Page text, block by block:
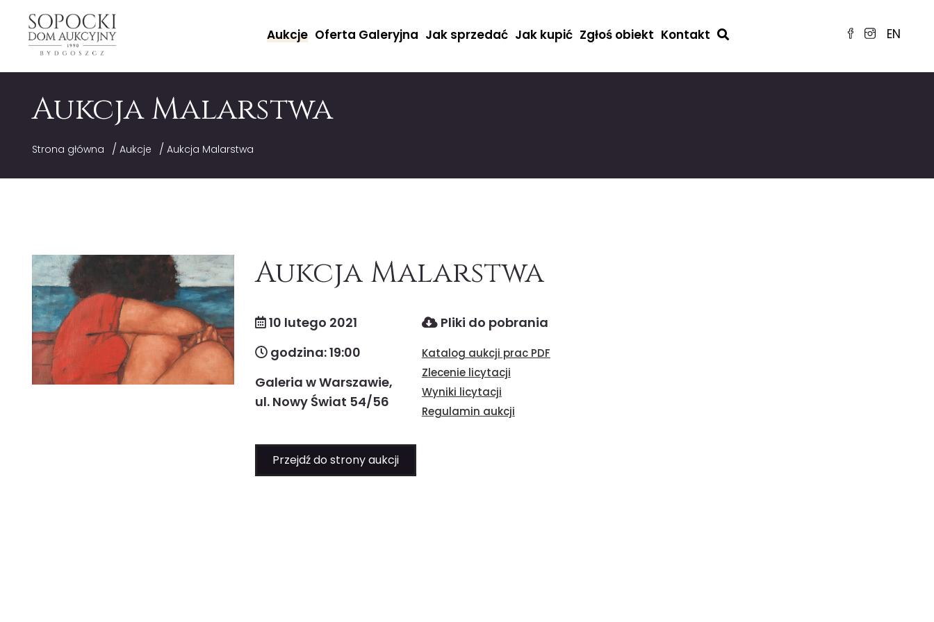
EN
Aukcje Oferta Galeryjna Jak sprzedać Jak kupić Zgłoś obiekt Kontakt
Aukcja Malarstwa
Strona główna / Aukcje / Aukcja Malarstwa
Aukcja Malarstwa
10 lutego 2021
godzina: 19:00
Galeria w Warszawie,
ul. Nowy Świat 54/56
Przejdź do strony aukcji
Pliki do pobrania
Katalog aukcji prac PDF
Zlecenie licytacji
Wyniki licytacji
Regulamin aukcji